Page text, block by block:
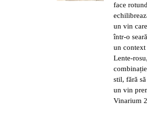
face
un vin
într-o
un context
Lente-
stil, fără
un vin
Vinarium